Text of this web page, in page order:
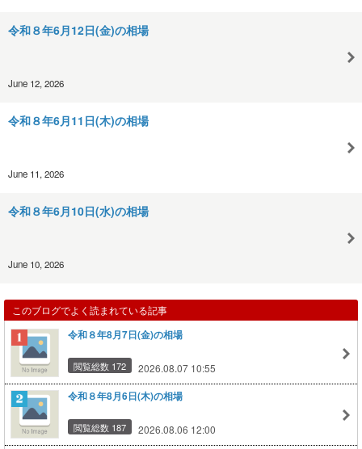
令和８年6月12日(金)の相場
June 12, 2026
令和８年6月11日(木)の相場
June 11, 2026
令和８年6月10日(水)の相場
June 10, 2026
このブログでよく読まれている記事
令和８年8月7日(金)の相場
閲覧総数 172 2026.08.07 10:55
令和８年8月6日(木)の相場
閲覧総数 187 2026.08.06 12:00